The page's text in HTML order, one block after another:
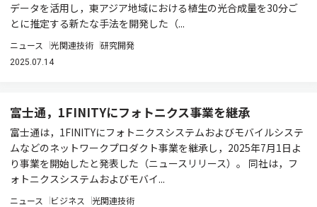
データを活用し，東アジア地域における植生の光合成量を30分ご
とに推定する新たな手法を開発した（...
ニュース 光関連技術 研究開発
2025.07.14
富士通，1FINITYにフォトニクス事業を継承
富士通は，1FINITYにフォトニクスシステムおよびモバイルシステ
ムなどのネットワークプロダクト事業を継承し，2025年7月1日よ
り事業を開始したと発表した（ニュースリリース）。 同社は，フ
ォトニクスシステムおよびモバイ...
ニュース ビジネス 光関連技術